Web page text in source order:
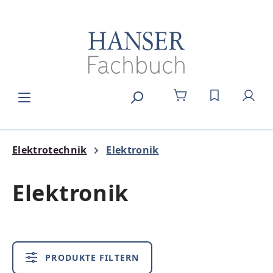
DU HAST 0
Elektrotechnik Elektronik
Elektronik
PRODUKTE FILTERN